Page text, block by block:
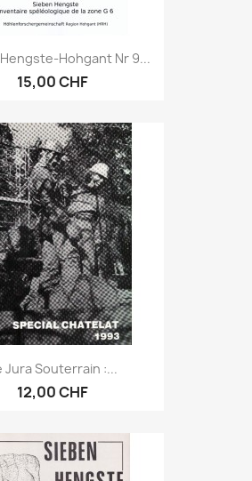
Hohgant Nr 9...
15,00 CHF
Jura Souterrain :...
12,00 CHF